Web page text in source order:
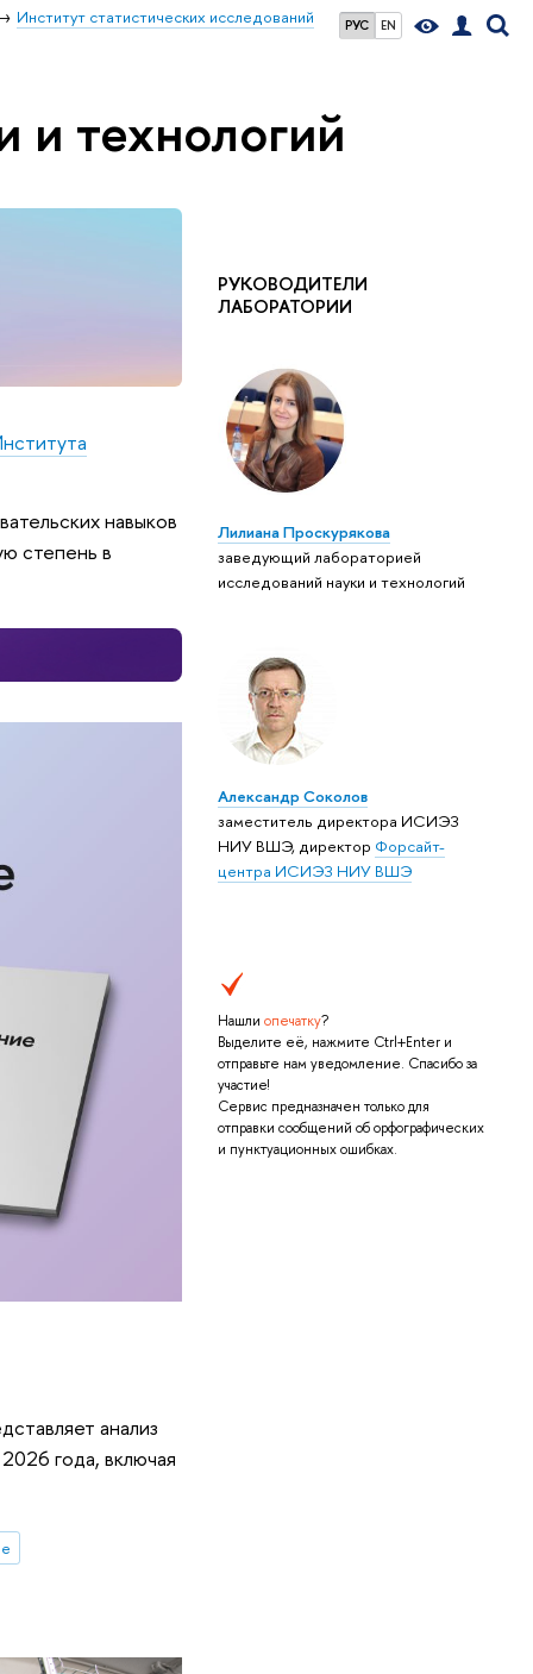
РУС EN
Институт статистических исследований
и технологий
РУКОВОДИТЕЛИ
ЛАБОРАТОРИИ
Лилиана Проскурякова
заведующий лабораторией
исследований науки и технологий
Александр Соколов
заместитель директора ИСИЭЗ
НИУ ВШЭ, директор Форсайт-
центра ИСИЭЗ НИУ ВШЭ
Нашли опечатку?
Выделите её, нажмите Ctrl+Enter и
отправьте нам уведомление. Спасибо за
участие!
Сервис предназначен только для
отправки сообщений об орфографических
и пунктуационных ошибках.
навыков
степень в
анализ
года, включая